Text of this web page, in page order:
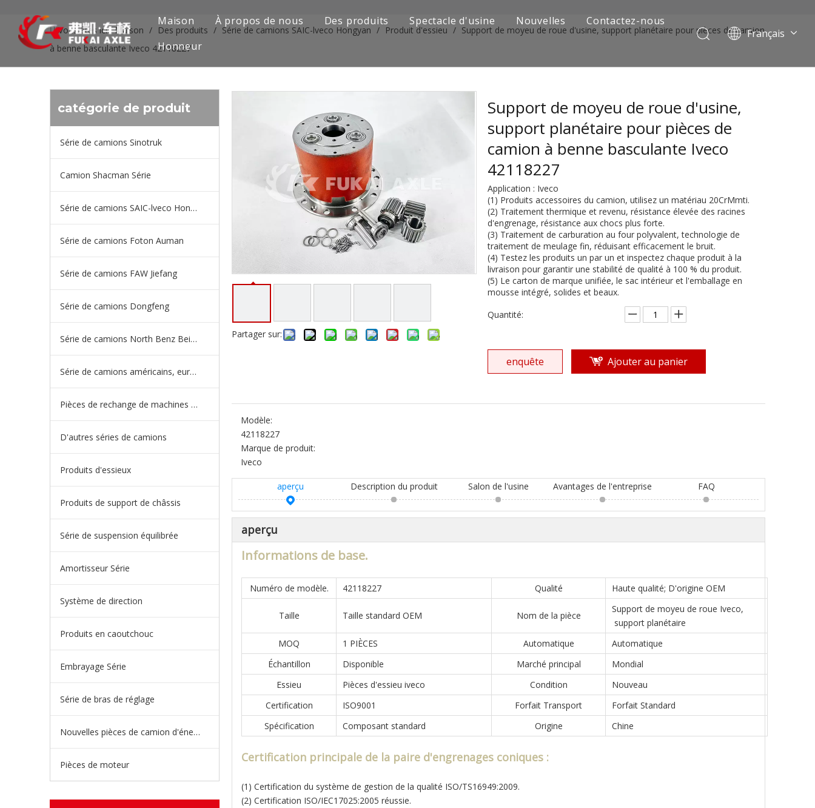
Maison À propos de nous Des produits
Série de camions SAIC-lveco Hongyan
Série de camions Foton Auman
Série de camions FAW Jiefang
Série de camions Dongfeng
Série de camions européens et japonais
Pièces de rechange de machines d'ingénierie de camion minier
Spectacle d'usine Nouvelles
Contactez-nous
Honneur
Français
Pусский
Vous êtes ici: Maison / Des produits / Série de camions SAIC-lveco Hongyan / Produit d'essieu / Support de moyeu de roue d'usine, support planétaire pour pièces de camion
à benne basculante Iveco 42118227
catégorie de produit
Série de camions Sinotruk
Camion Shacman Série
Série de camions SAIC-lveco Hongyan
Série de camions Foton Auman
Série de camions FAW Jiefang
Série de camions Dongfeng
Série de camions North Benz Beiben
Série de camions américains, européens et japonais
Pièces de rechange de machines d'ingénierie de camion minier
D'autres séries de camions
Produits d'essieux
Produits de support de châssis
Série de suspension équilibrée
Amortisseur Série
Système de direction
Produits en caoutchouc
Embrayage Série
Série de bras de réglage
Nouvelles pièces de camion d'énergie
Pièces de moteur
Partager sur:
Support de moyeu de roue d'usine,
support planétaire pour pièces de
camion à benne basculante Iveco
42118227
Application : Iveco
(1) Produits accessoires du camion, utilisez un matériau 20CrMmti.
(2) Traitement thermique et revenu, résistance élevée des racines
d'engrenage, résistance aux chocs plus forte.
(3) Traitement de carburation au four polyvalent, technologie de
traitement de meulage fin, réduisant efficacement le bruit.
(4) Testez les produits un par un et inspectez chaque produit à la
livraison pour garantir une stabilité de qualité à 100 % du produit.
(5) Le carton de marque unifiée, le sac intérieur et l'emballage en
mousse intégré, solides et beaux.
Quantité:
enquête Ajouter au panier
Modèle:
42118227
Marque de produit:
Iveco
aperçu Description du produit Salon de l'usine Avantages de l'entreprise FAQ
aperçu
Informations de base.
Numéro de modèle. 42118227 Qualité Haute qualité; D'origine OEM
Taille Taille standard OEM Nom de la pièce
Support de moyeu de roue Iveco,
support planétaire
MOQ
1 PIÈCES Automatique
Automatique
Échantillon
Disponible Marché principal
Mondial
Essieu
Pièces d'essieu iveco Condition
Nouveau
Certification
ISO9001 Forfait Transport
Forfait Standard
Spécification
Composant standard Origine Chine
Certification principale de la paire d'engrenages coniques :
(1) Certification du système de gestion de la qualité ISO/TS16949:2009.
(2) Certification ISO/IEC17025:2005 réussie.